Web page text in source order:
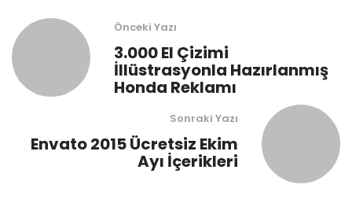
Önceki Yazı
3.000 El Çizimi
İllüstrasyonla Hazırlanmış
Honda Reklamı
Sonraki Yazı
Envato 2015 Ücretsiz Ekim
Ayı İçerikleri